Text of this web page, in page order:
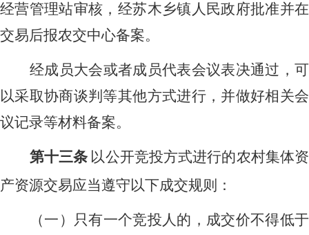
经营管理站审核，经苏木乡镇人民政府批准并在
交易后报农交中心备案。
经成员大会或者成员代表会议表决通过，可
以采取协商谈判等其他方式进行，并做好相关会
议记录等材料备案。
第十三条 以公开竞投方式进行的农村集体资
产资源交易应当遵守以下成交规则：
（一）只有一个竞投人的，成交价不得低于